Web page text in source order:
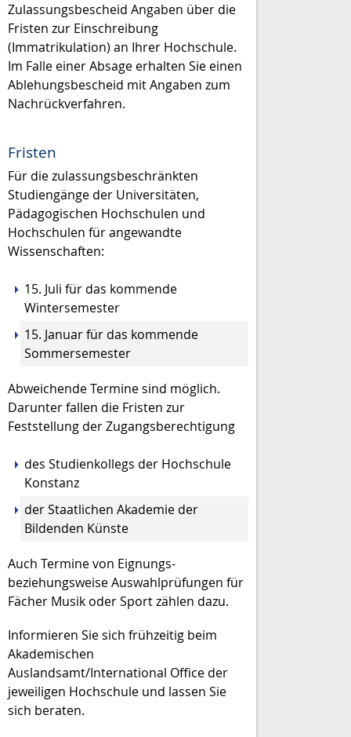
Zulassungsbescheid Angaben über die
Fristen zur Einschreibung
(Immatrikulation) an Ihrer Hochschule.
Im Falle einer Absage erhalten Sie einen
Ablehungsbescheid mit Angaben zum
Nachrückverfahren.
Fristen
Für die zulassungsbeschränkten
Studiengänge der Universitäten,
Pädagogischen Hochschulen und
Hochschulen für angewandte
Wissenschaften:
15. Juli für das kommende
Wintersemester
15. Januar für das kommende
Sommersemester
Abweichende Termine sind möglich.
Darunter fallen die Fristen zur
Feststellung der Zugangsberechtigung
des Studienkollegs der Hochschule
Konstanz
der Staatlichen Akademie der
Bildenden Künste
Auch Termine von Eignungs-
beziehungsweise Auswahlprüfungen für
Fächer Musik oder Sport zählen dazu.
Informieren Sie sich frühzeitig beim
Akademischen
Auslandsamt/International Office der
jeweiligen Hochschule und lassen Sie
sich beraten.